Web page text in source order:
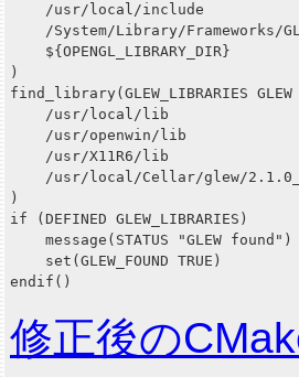
    /usr/local/include
/System/Library/Frameworks/
    ${OPENGL_LIBRARY_DIR}
)
find_library(GLEW_LIBRARIES GLEW
    /usr/local/lib
    /usr/openwin/lib
    /usr/X11R6/lib
/usr/local/Cellar/glew/
)
if (DEFINED GLEW_LIBRARIES)
    message(STATUS "GLEW found")
    set(GLEW_FOUND TRUE)
修正後の